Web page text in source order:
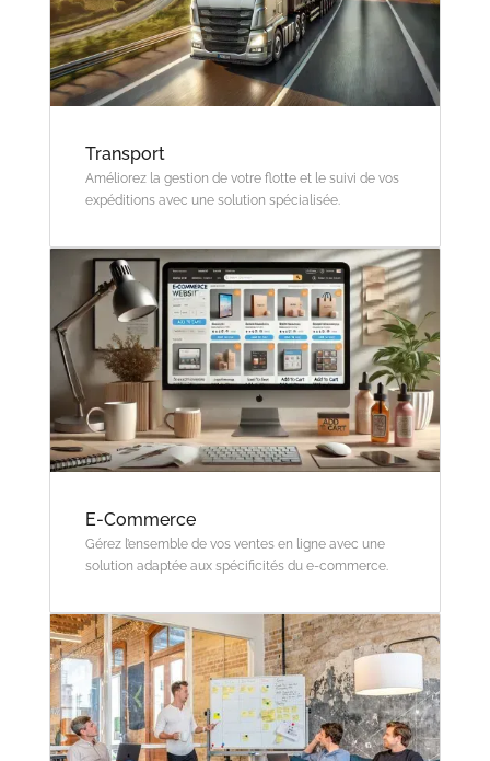
Transport
Améliorez la gestion de votre flotte et le suivi de vos
expéditions avec une solution spécialisée.
E-Commerce
Gérez l’ensemble de vos ventes en ligne avec une
solution adaptée aux spécificités du e-commerce.